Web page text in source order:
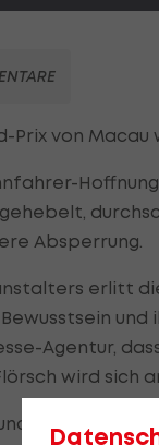
Prix von
Absperrung.
erlitt
Agentur,
wird sich
zwei